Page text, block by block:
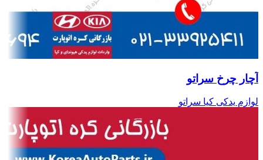
آچار چرخ سراتو
لوازم یدکی کیا سراتو